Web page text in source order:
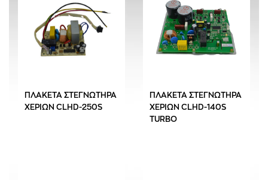
ΠΛΑΚΕΤΑ ΣΤΕΓΝΩΤΗΡΑ
ΧΕΡΙΩΝ CLHD-250S
ΠΛΑΚΕΤΑ ΣΤΕΓΝΩΤΗΡΑ
ΧΕΡΙΩΝ CLHD-140S
TURBO